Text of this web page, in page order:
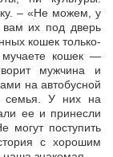
– «Не можем, у
их под дверь
кошек только-
мучаете кошек —
мужчина и
на автобусной
семья. У них на
ее и принесли
могут поступить
с хорошим